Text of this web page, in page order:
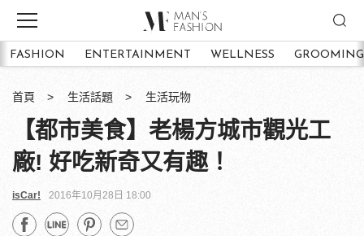
FASHION ENTERTAINMENT WELLNESS GROOMING
首頁 生活話題 生活玩物
【都市美食】老楊方城市觀光工
廠! 好吃新奇又有趣！
isCar! 2016年10月28日 18:00